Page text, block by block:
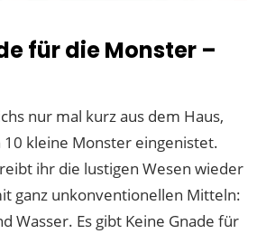
für die Monster –
nur mal kurz aus dem Haus,
10 kleine Monster eingenistet.
ihr die lustigen Wesen wieder
ganz unkonventionellen Mitteln:
Wasser. Es gibt Keine Gnade für